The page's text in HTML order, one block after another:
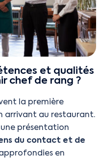
et qualités
chef de rang ?
la première
arrivant au restaurant.
une présentation
du contact et de
en